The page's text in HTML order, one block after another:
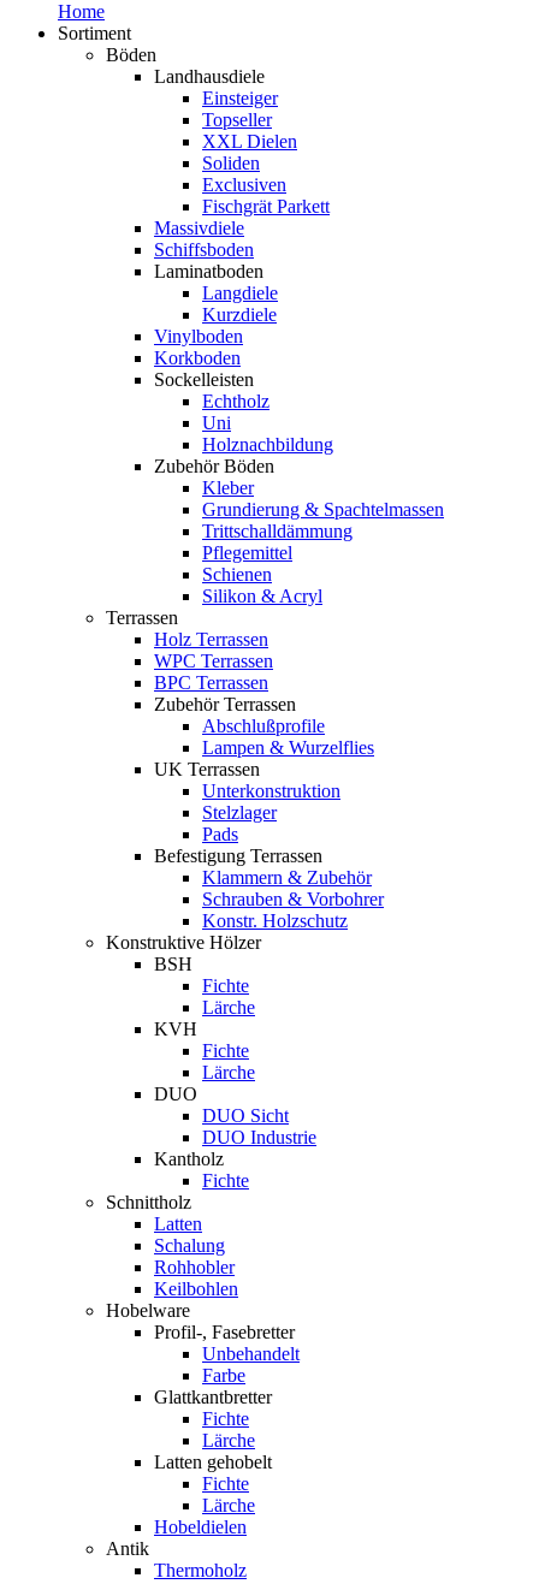
Home
Sortiment
Böden
Landhausdiele
Einsteiger
Topseller
XXL Dielen
Soliden
Exclusiven
Fischgrät Parkett
Massivdiele
Schiffsboden
Laminatboden
Langdiele
Kurzdiele
Vinylboden
Korkboden
Sockelleisten
Echtholz
Uni
Holznachbildung
Zubehör Böden
Kleber
Grundierung & Spachtelmassen
Trittschalldämmung
Pflegemittel
Schienen
Silikon & Acryl
Terrassen
Holz Terrassen
WPC Terrassen
BPC Terrassen
Zubehör Terrassen
Abschlußprofile
Lampen & Wurzelflies
UK Terrassen
Unterkonstruktion
Stelzlager
Pads
Befestigung Terrassen
Klammern & Zubehör
Schrauben & Vorbohrer
Konstr. Holzschutz
Konstruktive Hölzer
BSH
Fichte
Lärche
KVH
Fichte
Lärche
DUO
DUO Sicht
DUO Industrie
Kantholz
Fichte
Schnittholz
Latten
Schalung
Rohhobler
Keilbohlen
Hobelware
Profil-, Fasebretter
Unbehandelt
Farbe
Glattkantbretter
Fichte
Lärche
Latten gehobelt
Fichte
Lärche
Hobeldielen
Antik
Thermoholz